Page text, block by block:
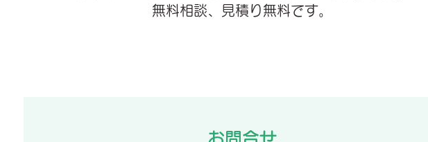
無料相談、見積り無料です。
お問合せ